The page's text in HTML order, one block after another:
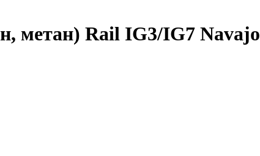
метан) Rail IG3/IG7 Navajo